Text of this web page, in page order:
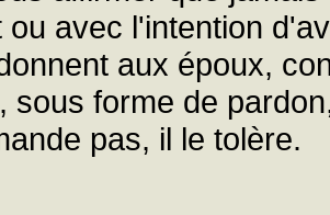
ou avec l'intention
aux époux,
sous forme de
pas, il le tolère.